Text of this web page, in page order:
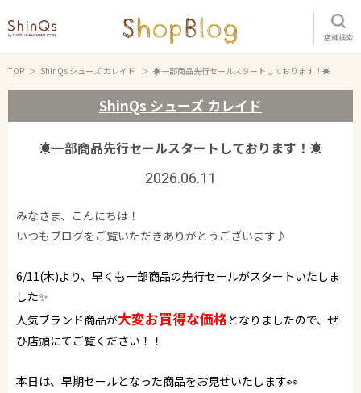
店舗検索
TOP ShinQs シューズ カレイド ☀️一部商品先行セールスタートしております！☀️
ShinQs シューズ カレイド
☀️一部商品先行セールスタートしております！☀️
2026.06.11
みなさま、こんにちは！
いつもブログをご覧いただきありがとうございます♪
6/11(木)より、早くも一部商品の先行セールがスタートいたしま
した✨
人気ブランド商品が大変お買得な価格となりましたので、ぜ
ひ店頭にてご覧ください！！
本日は、早期セールとなった商品をお見せいたします👀